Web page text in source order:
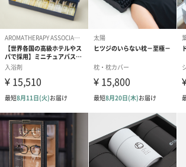
シーズンブーケ（ひま
わり）（1,880円）
ブーケ（ホワイトグ
ーン）（1,650円）
ドライフラワー・プリザーブドフラワー